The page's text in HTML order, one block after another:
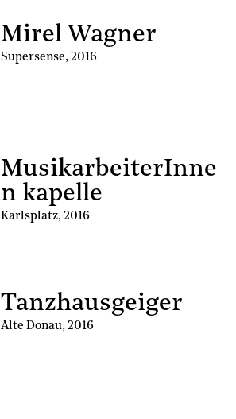
Mirel Wagner
Supersense,2016
MusikarbeiterInne
n kapelle
Karlsplatz,2016
Tanzhausgeiger
Alte Donau,2016